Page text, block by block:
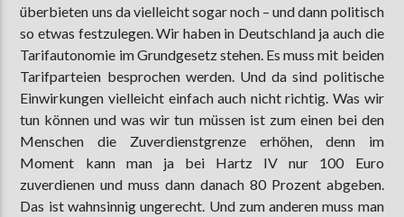
überbieten uns da vielleicht sogar noch – und dann politisch
so etwas festzulegen. Wir haben in Deutschland ja auch die
Tarifautonomie im Grundgesetz stehen. Es muss mit beiden
Tarifparteien besprochen werden. Und da sind politische
Einwirkungen vielleicht einfach auch nicht richtig. Was wir
tun können und was wir tun müssen ist zum einen bei den
Menschen die Zuverdienstgrenze erhöhen, denn im
Moment kann man ja bei Hartz IV nur 100 Euro
zuverdienen und muss dann danach 80 Prozent abgeben.
Das ist wahnsinnig ungerecht. Und zum anderen muss man